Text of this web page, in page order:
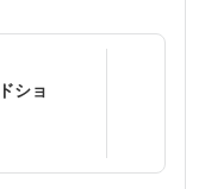
ショ